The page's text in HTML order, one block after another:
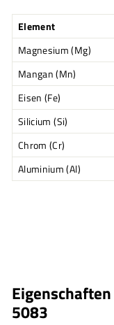
Element
Magnesium (Mg)
Mangan (Mn)
Eisen (Fe)
Silicium (Si)
Chrom (Cr)
Aluminium (Al)
5083